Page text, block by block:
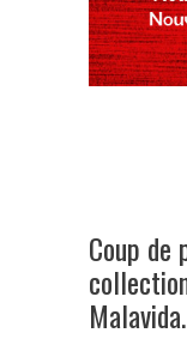
Coup
Malavida.